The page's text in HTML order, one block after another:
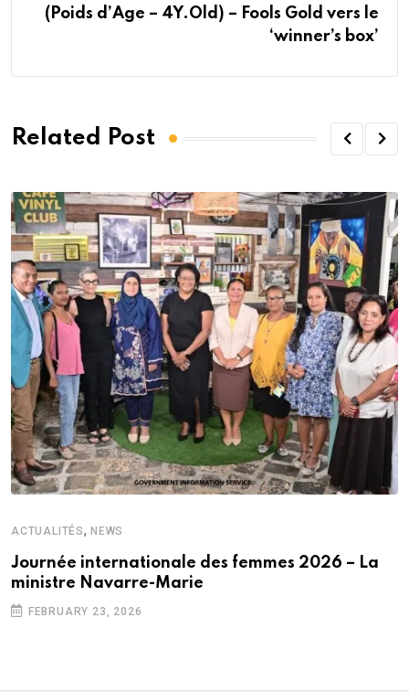
(Poids d’Age – 4Y.Old) – Fools Gold vers le
‘winner’s box’
Related Post
ACTUALITÉS, NEWS
Journée internationale des femmes 2026 – La
ministre Navarre-Marie
FEBRUARY 23, 2026